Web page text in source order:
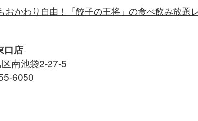
おかわり自由！「餃子の王将」の食べ飲み放題
口店
南池袋2-27-5
6050